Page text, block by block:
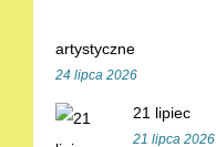
artystyczne
24 lipca 2026
21 lipiec
21 lipca 2026